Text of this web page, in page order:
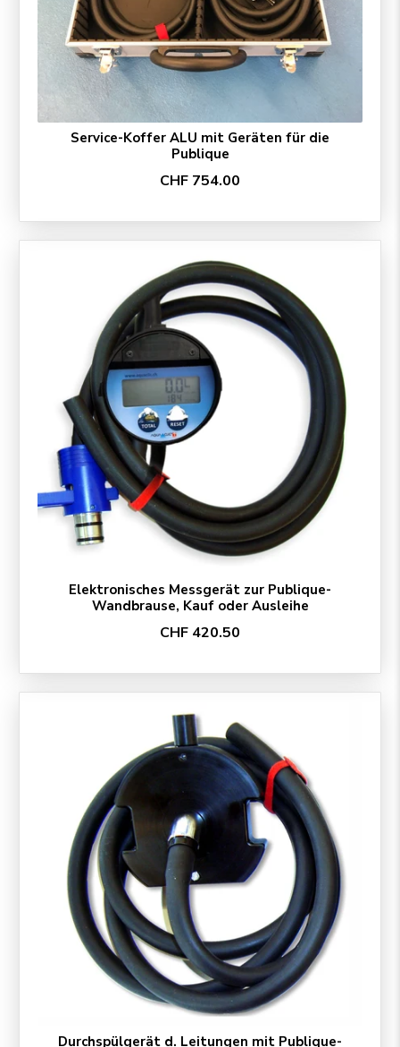
Service-Koffer ALU mit Geräten für die
Publique
CHF 754.00
Elektronisches Messgerät zur Publique-
Wandbrause, Kauf oder Ausleihe
CHF 420.50
Durchspülgerät d. Leitungen mit Publique-